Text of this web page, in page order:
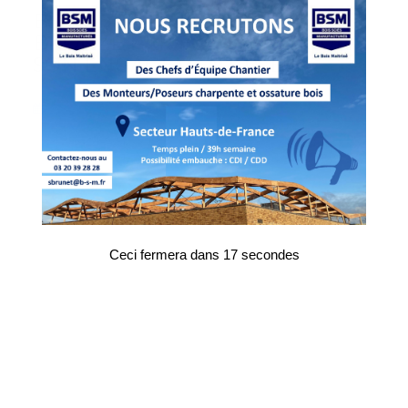
BSM A REÇU UNE MÉDAILLE DE
BRONZE PAR ECOVADIS POUR
SON ENGAGEMENT RSE
La raison d’être de BSM est ” Le bois, au cœur de notre
savoir-faire pour construire les équipements durables de
notre territoire “. Dans ce contexte, il est de notre
principes éthiques et comportementaux aussi bien au
Ceci fermera dans 17secondes